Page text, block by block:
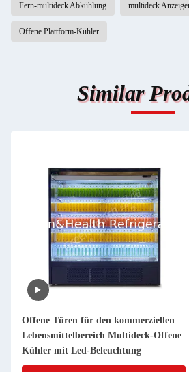
Fern-multideck Abkühlung multideck
Offene Plattform-Kühler
Similar
Offene Türen für den kommerziellen
Lebensmittelbereich Multideck-Offene
Kühler mit Led-Beleuchtung